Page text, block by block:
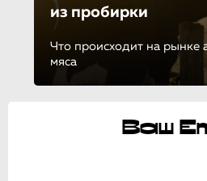
из пробирки
Что происходит на рынке
мяса
Ваш